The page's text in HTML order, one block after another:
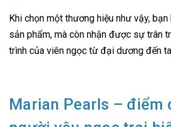
Khi chọn một thương hiệu như vậy,
sản phẩm, mà còn nhận được sự trân
trình của viên ngọc từ đại dương đến
Marian Pearls – điểm